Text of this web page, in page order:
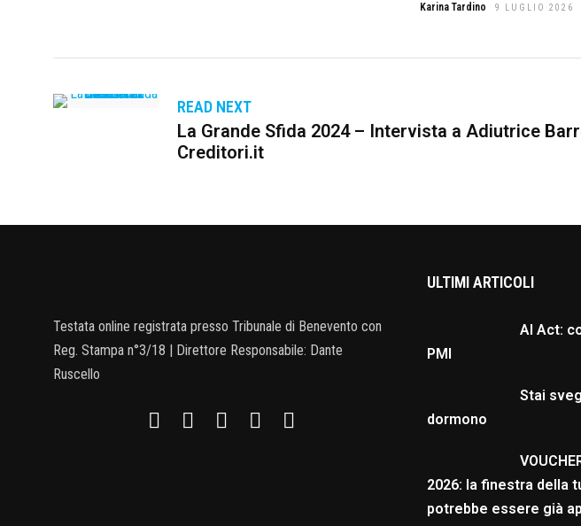
Karina Tardino 9 LUGLIO 2026
READ NEXT
La Grande Sfida 2024 – Intervista a Adiutrice
Creditori.it
Testata online registrata presso Tribunale di Benevento con
Reg. Stampa n°3/18 | Direttore Responsabile: Dante
Ruscello
ULTIMI ARTICOLI
AI Act:
PMI
Stai
dormono
2026: la finestra della
potrebbe essere già